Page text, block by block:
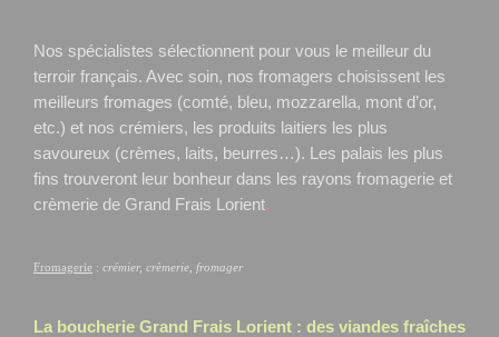
Nos spécialistes sélectionnent pour vous le meilleur du
terroir français. Avec soin, nos fromagers choisissent les
meilleurs fromages (comté, bleu, mozzarella, mont d’or,
etc.) et nos crémiers, les produits laitiers les plus
savoureux (crèmes, laits, beurres…). Les palais les plus
fins trouveront leur bonheur dans les rayons fromagerie et
crèmerie de Grand Frais Lorient.
Fromagerie : crémier, crèmerie, fromager
La boucherie Grand Frais Lorient : des viandes fraîches